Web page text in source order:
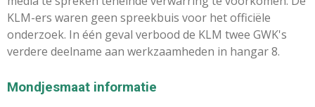
KLM-ers waren geen spreekbuis voor het officiële
onderzoek. In één geval verbood de KLM twee GWK's
verdere deelname aan werkzaamheden in hangar 8.
Mondjesmaat informatie